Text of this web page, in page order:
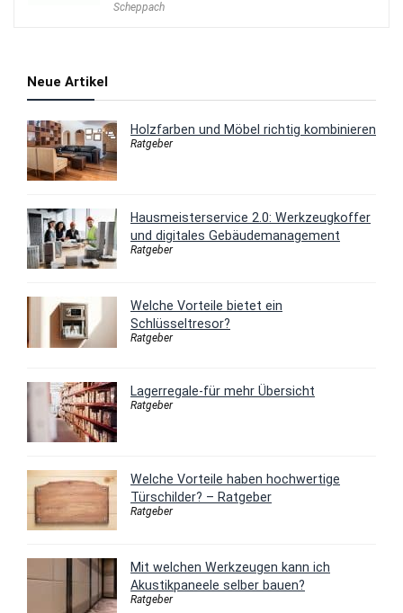
Scheppach
Neue Artikel
Holzfarben und Möbel richtig kombinieren
Ratgeber
Hausmeisterservice 2.0: Werkzeugkoffer
und digitales Gebäudemanagement
Ratgeber
Welche Vorteile bietet ein
Schlüsseltresor?
Ratgeber
Lagerregale-für mehr Übersicht
Ratgeber
Welche Vorteile haben hochwertige
Türschilder? – Ratgeber
Ratgeber
Mit welchen Werkzeugen kann ich
Akustikpaneele selber bauen?
Ratgeber